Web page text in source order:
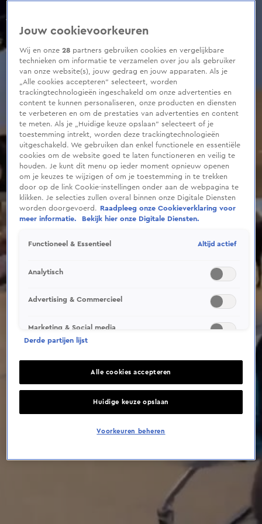
of
seconds
Jouw cookievoorkeuren
Wij en onze28 partners gebruiken cookies en vergelijkbare
technieken om informatie te verzamelen over jou als gebruiker
van onze website(s), jouw gedrag en jouw apparaten. Als je
„Alle cookies accepteren” selecteert, worden
trackingtechnologieën ingeschakeld om onze advertenties en
content te kunnen personaliseren, onze producten en diensten
te verbeteren en om de prestaties van advertenties en content
te meten. Als je „Huidige keuze opslaan” selecteert of je
toestemming intrekt, worden deze trackingtechnologieën
uitgeschakeld. We gebruiken dan enkel functionele en essentiële
cookies om de website goed te laten functioneren en veilig te
houden. Je kunt dit menu op ieder moment opnieuw openen
om je keuzes te wijzigen of om je toestemming in te trekken
door op de link Cookie-instellingen onder aan de webpagina te
klikken. Je selecties zullen overal binnen onze Digitale Diensten
worden doorgevoerd.
Raadpleeg onze Cookieverklaring voor
meer informatie.
Bekijk hier onze Digitale Diensten.
Functioneel & Essentieel Altijd actief
Analytisch
Advertising & Commercieel
Marketing & Social media
Derde partijen lijst
Alle cookies accepteren
Huidige keuze opslaan
Voorkeuren beheren